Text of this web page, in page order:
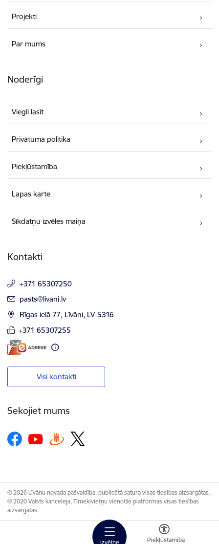
Izvēlne Piekļūstamība
Projekti
Par mums
Noderīgi
Viegli lasīt
Privātuma politika
Piekļūstamība
Lapas karte
Sīkdatņu izvēles maiņa
Kontakti
+371 65307250
E-pasts:
pasts@livani.lv
Rīgas ielā 77, Līvāni, LV-5316
+371 65307255
Visi kontakti
Sekojiet mums
© 2026 Līvānu novada pašvaldība, publicētā satura visas tiesības aizsargātas.
© 2020 Valsts kanceleja, Tīmekļvietņu vienotās platformas visas tiesības
aizsargātas.